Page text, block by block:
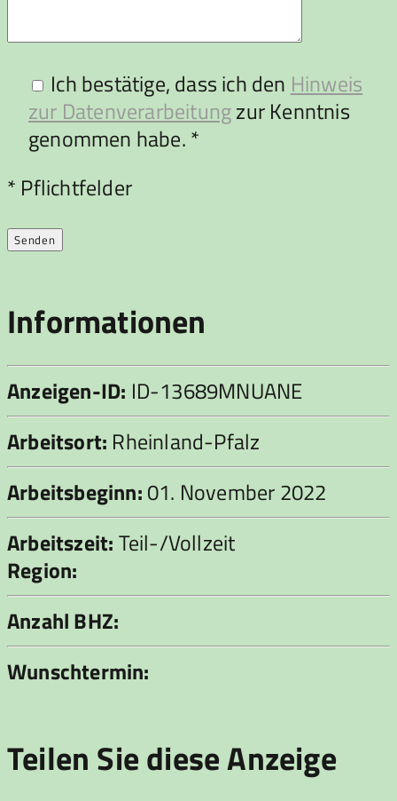
Ich bestätige, dass ich den Hinweis
zur Datenverarbeitungzur Kenntnis
genommen habe. *
Bitte lasse dieses Feld leer.
* Pflichtfelder
Informationen
Anzeigen-ID: ID-13689MNUANE
Arbeitsort: Rheinland-Pfalz
Arbeitsbeginn:01. November 2022
Arbeitszeit:Teil-/Vollzeit
Region:
Anzahl BHZ:
Wunschtermin:
Teilen Sie diese Anzeige